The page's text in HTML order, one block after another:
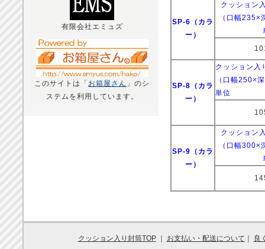
SP-6（カラ
ー）
クッション
（口幅
SP-8（カラ
ー）
クッション入
（口幅250×
単位
SP-9（カラ
ー）
クッション
（口幅
有限会社エミュズ
このサイトは「 お箱屋さん 」のシ
ステムを利用しています。
クッション入り封筒TOP｜ お支払い・配送について 良